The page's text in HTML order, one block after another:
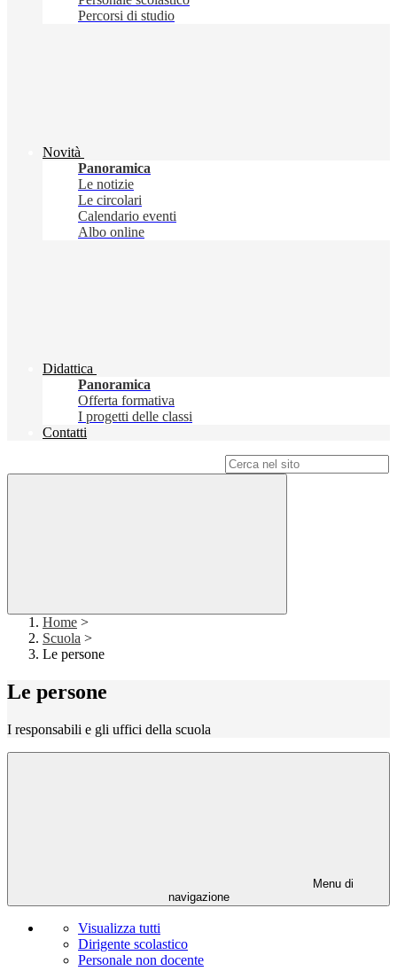
Percorsi di studio
Novità
Panoramica
Le notizie
Le circolari
Calendario eventi
Albo online
Didattica
Panoramica
Offerta formativa
I progetti delle classi
Contatti
Home >
Scuola >
Le persone
Le persone
I responsabili e gli uffici della scuola
Menu di
navigazione
Visualizza tutti
Dirigente scolastico
Personale non docente